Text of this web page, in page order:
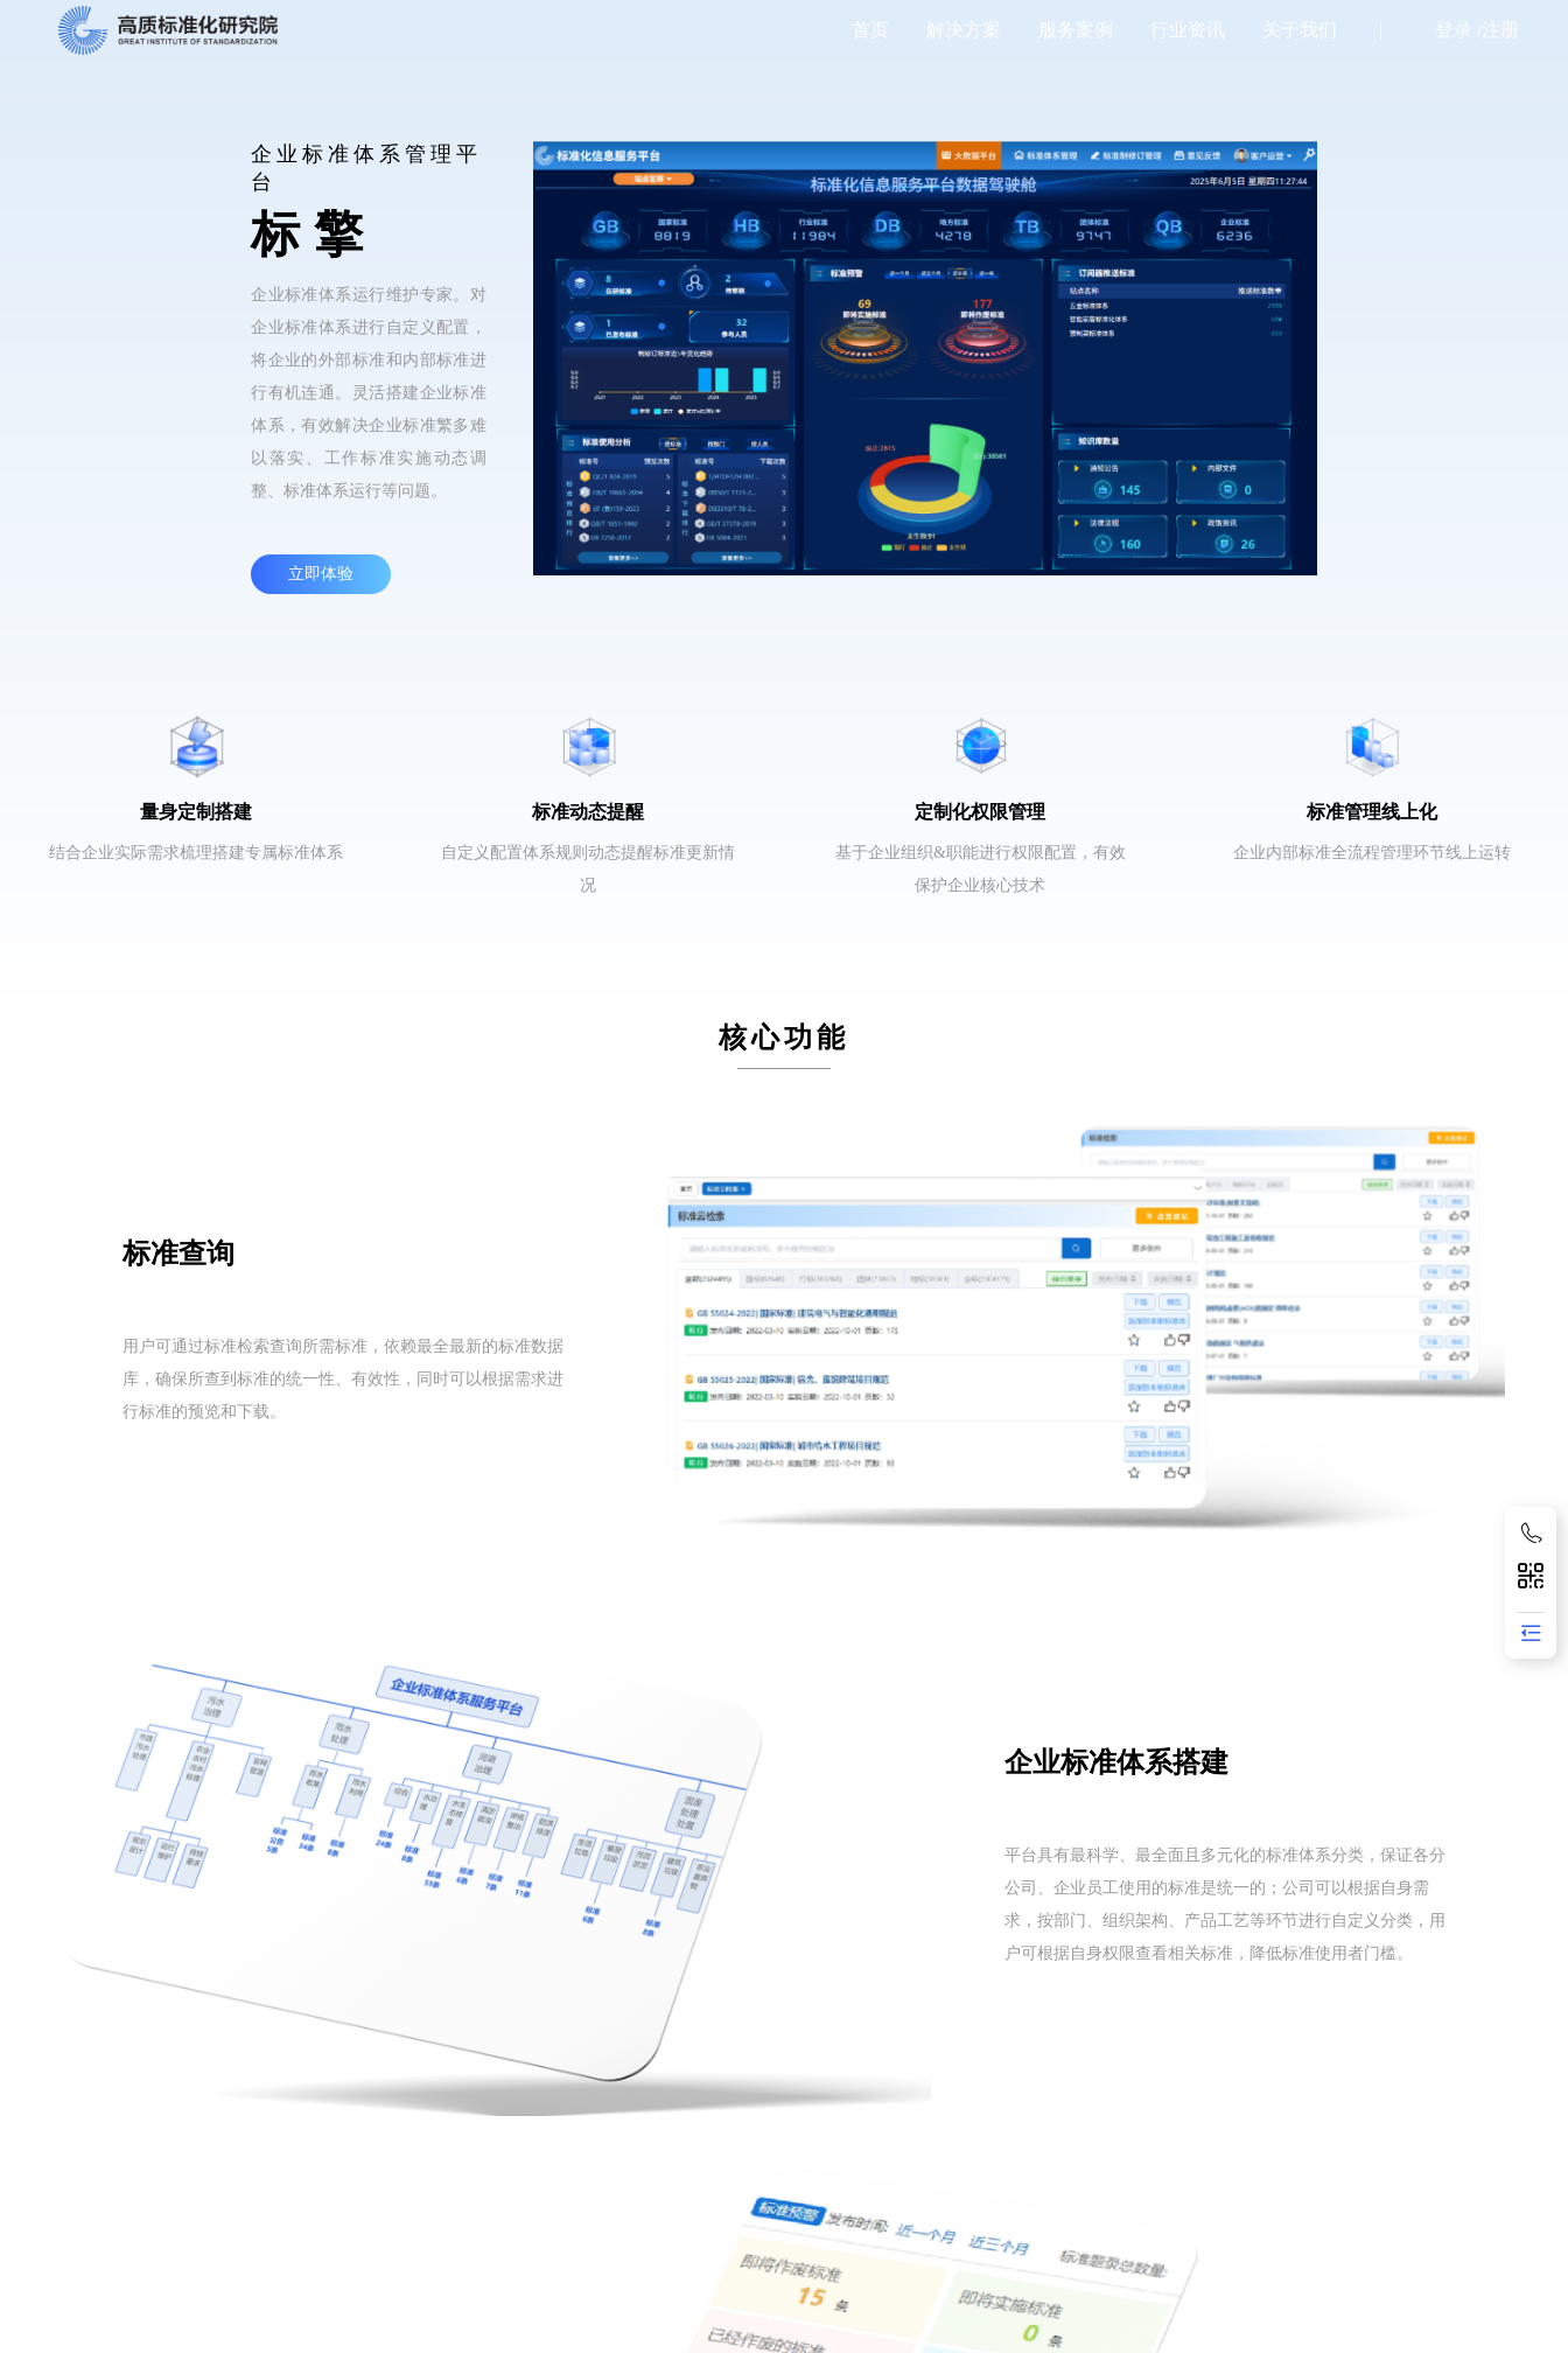
首页 解决方案 服务案例 行业资讯 关于我们 | 登录 /注册
企业标准体系管理平
台
标擎
企业标准体系运行维护专家。对
企业标准体系进行自定义配置，
将企业的外部标准和内部标准进
行有机连通。灵活搭建企业标准
体系，有效解决企业标准繁多难
以落实、工作标准实施动态调
整、标准体系运行等问题。
立即体验
量身定制搭建
结合企业实际需求梳理搭建专属标准体系
标准动态提醒
自定义配置体系规则动态提醒标准更新情
况
定制化权限管理
基于企业组织&职能进行权限配置，有效
保护企业核心技术
标准管理线上化
企业内部标准全流程管理环节线上运转
核心功能
标准查询
用户可通过标准检索查询所需标准，依赖最全最新的标准数据
库，确保所查到标准的统一性、有效性，同时可以根据需求进
行标准的预览和下载。
企业标准体系搭建
平台具有最科学、最全面且多元化的标准体系分类，保证各分
公司、企业员工使用的标准是统一的；公司可以根据自身需
求，按部门、组织架构、产品工艺等环节进行自定义分类，用
户可根据自身权限查看相关标准，降低标准使用者门槛。